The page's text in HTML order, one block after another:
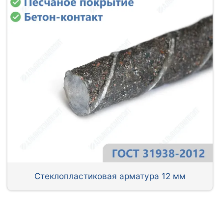
Стеклопластиковая арматура 12 мм